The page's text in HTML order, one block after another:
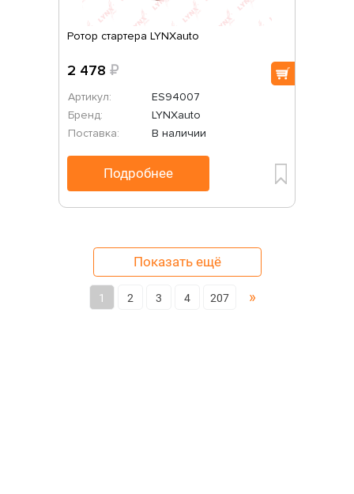
Ротор стартера LYNXauto
2 478 ₽
Артикул:
ES94007
Бренд:
LYNXauto
Поставка:
В наличии
Подробнее
1 2 3 4 207 »
Показать ещё